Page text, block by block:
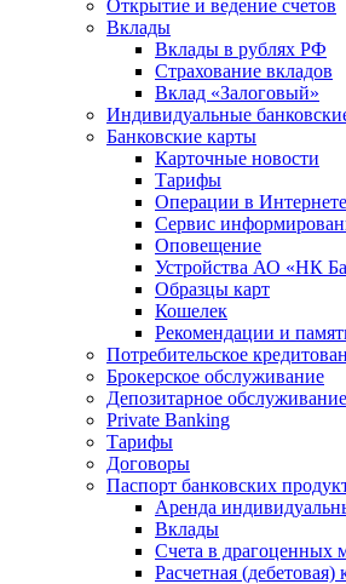
Открытие и ведение счетов
Вклады
Вклады в рублях РФ
Страхование вкладов
Вклад «Залоговый»
Индивидуальные
Банковские карты
Карточные новости
Тарифы
Операции в Интернете
Сервис
Оповещение
Устройства АО «НК
Образцы карт
Кошелек
Рекомендации и
Потребительское
Брокерское обслуживание
Депозитарное обслуживание
Private Banking
Тарифы
Договоры
Паспорт банковских
Аренда
Вклады
Счета в драгоценных
Расчетная (дебетовая)